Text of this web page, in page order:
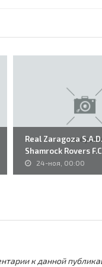
Real Zaragoza
Shamrock Rovers
24-ноя, 00:00
к данной